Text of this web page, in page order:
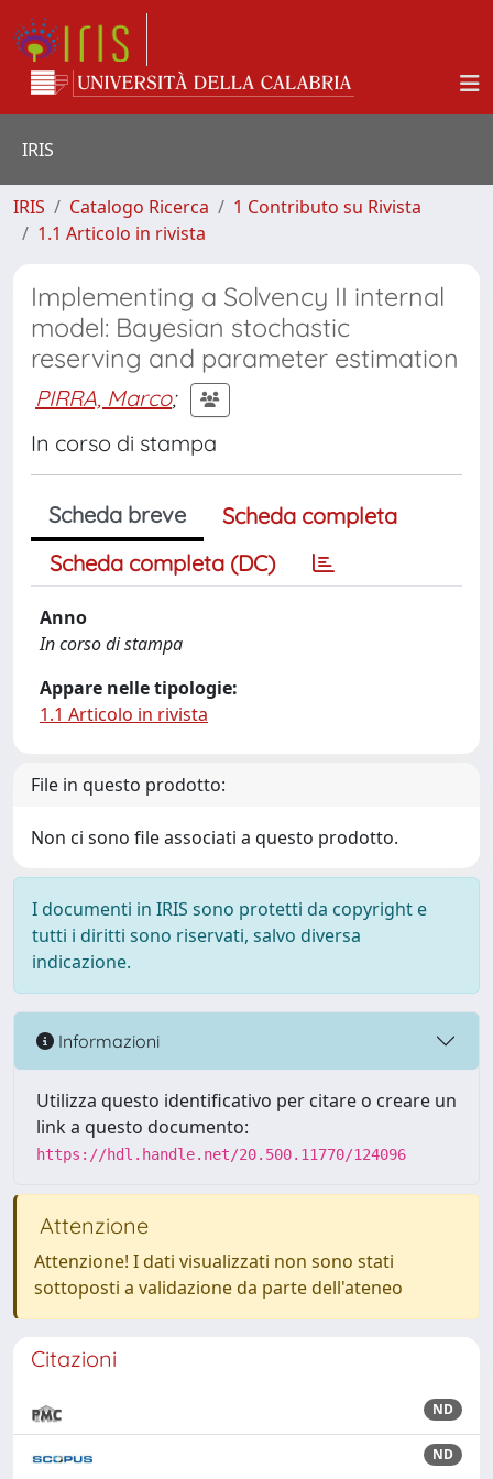
IRIS
IRIS Catalogo Ricerca
1 Contributo su Rivista
1.1 Articolo in rivista
Implementing a Solvency II internal
model: Bayesian stochastic
reserving and parameter estimation
PIRRA, Marco;
In corso di stampa
Scheda breve
Scheda completa
Scheda completa (DC)
Anno
In corso di stampa
Appare nelle tipologie:
1.1 Articolo in rivista
File in questo prodotto:
Non ci sono file associati a questo prodotto.
I documenti in IRIS sono protetti da copyright e
tutti i diritti sono riservati, salvo diversa
indicazione.
Informazioni
Utilizza questo identificativo per citare o creare un
link a questo documento:
https://hdl.handle.net/20.500.11770/124096
Attenzione
Attenzione! I dati visualizzati non sono stati
sottoposti a validazione da parte dell'ateneo
Citazioni
ND
ND